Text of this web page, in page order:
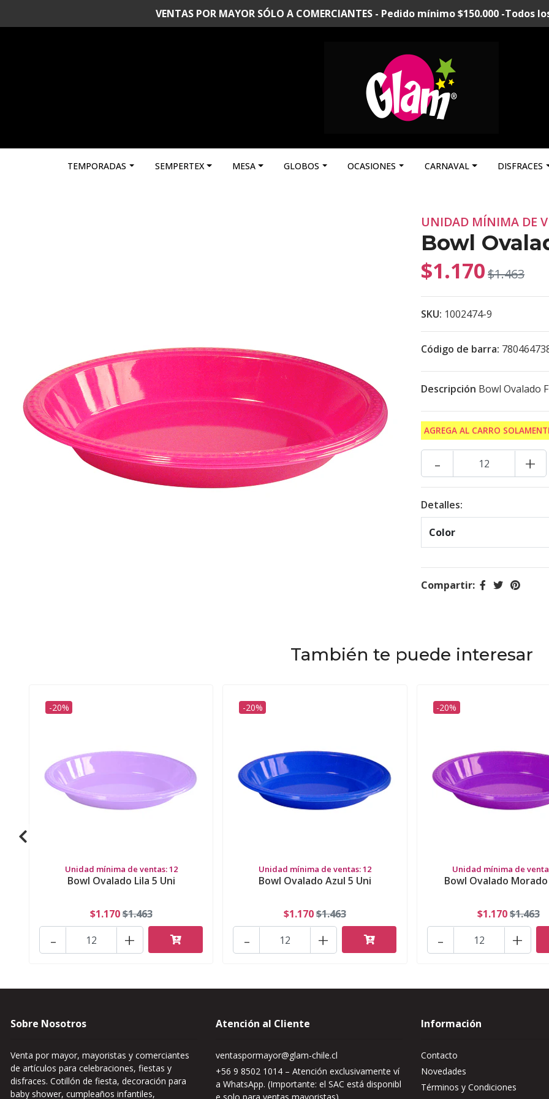
VENTAS POR MAYOR SÓLO A COMERCIANTES - Pedido mínimo $150.000 -Todos
TEMPORADAS SEMPERTEX MESA GLOBOS OCASIONES CARNAVAL DISFRACES
UNIDAD MÍNIMA DE
Bowl
$1.170$1.463
SKU: 1002474-9
Código de barra:
Descripción Bowl Ovalado
AGREGA AL CARRO
+
-
Detalles:
Color
Compartir:
También te puede interesar
-20%
Unidad mínima de ventas: 12
Bowl Ovalado Lila 5 Uni
$1.170$1.463
+
-
-20%
Unidad mínima de ventas: 12
Bowl Ovalado Azul 5 Uni
$1.170$1.463
+
-
-20%
Unidad mínima de
Bowl Ovalado
$1.170$1.463
+
-
Sobre Nosotros
Venta por mayor, mayoristas y comerciantes
de artículos para celebraciones, fiestas y
disfraces. Cotillón de fiesta, decoración para
baby shower, cumpleaños infantiles,
Atención al Cliente
ventaspormayor@glam-chile.cl
+56 9 8502 1014 – Atención exclusivamente ví
a WhatsApp. (Importante: el SAC está disponibl
Información
Contacto
Novedades
Términos y Condiciones